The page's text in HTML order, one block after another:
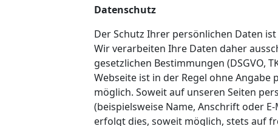
Datenschutz
Der Schutz Ihrer persönlichen Daten
Wir verarbeiten Ihre Daten daher
gesetzlichen Bestimmungen (DSGVO,
Webseite ist in der Regel ohne Angabe
möglich. Soweit auf unseren Seiten
(beispielsweise Name, Anschrift oder
erfolgt dies, soweit möglich, stets auf